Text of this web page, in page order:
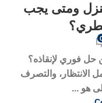
ومتى يجب
حل فوري لإنقاذه؟
الانتظار، والتصرف
هو ...